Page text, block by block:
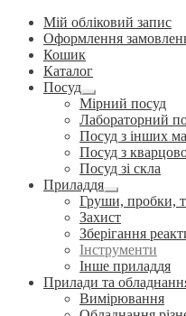
Мій обліковий запис
Оформлення
Кошик
Каталог
Посуд
Розгорнуте
вкладене
меню
Мірний посуд
Лабораторний
Посуд з інших
Посуд з
Посуд зі скла
Приладдя
Розгорнуте
вкладене
меню
Груши, пробки,
Захист
Зберігання
Інструменти
Інше приладдя
Прилади та
Вимірювання